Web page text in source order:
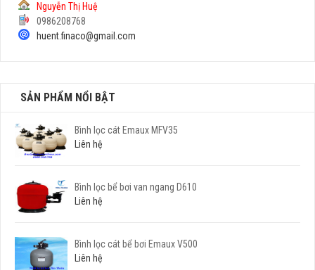
Nguyễn Thị Huệ
0986208768
huent.finaco@gmail.com
SẢN PHẨM NỔI BẬT
Bình lọc cát Emaux MFV35
Liên hệ
Bình lọc bể bơi van ngang D610
Liên hệ
Bình lọc cát bể bơi Emaux V500
Liên hệ